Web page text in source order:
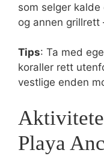
som selger
og annen grillrett
Tips: Ta med
koraller rett
vestlige enden
Playa